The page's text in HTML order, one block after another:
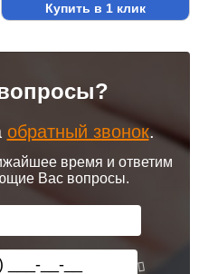
Купить в 1 клик
обратный звонок.
время и ответим
Вас вопросы.